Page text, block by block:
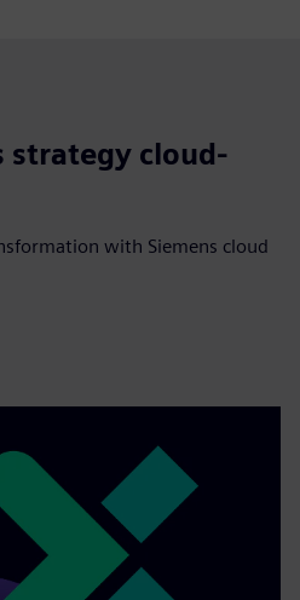
strategy cloud-
with Siemens cloud